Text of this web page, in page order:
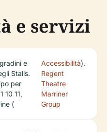
e servizi
e
Stalls.
per
10 11,
(
Accessibilità
Regent
Theatre
Marriner
Group
).